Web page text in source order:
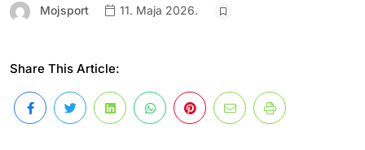
Mojsport 11. Maja 2026.
Share This Article: